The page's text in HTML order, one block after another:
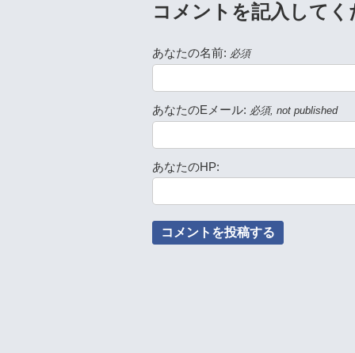
コメントを記入してく
あなたの名前: 必須
あなたのEメール: 必須, not published
あなたのHP: